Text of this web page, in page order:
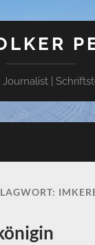
Journalist |